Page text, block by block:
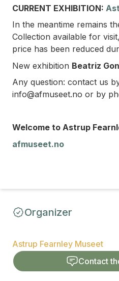
CURRENT EXHIBITION:
In the meantime remains
Collection available for
price has been reduced
New exhibition Beatriz
Any question: contact us
info@afmuseet.no or by
Welcome to Astrup
afmuseet.no
Organizer
Astrup Fearnley Museet